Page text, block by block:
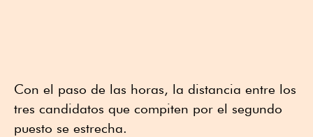
Con el paso de las horas, la distancia entre los
tres candidatos que compiten por el segundo
puesto se estrecha.